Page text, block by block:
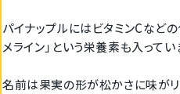
パイナップルにはビタミンCなど
メライン」という栄養素も入ってい
名前は果実の形が松かさに味がリ